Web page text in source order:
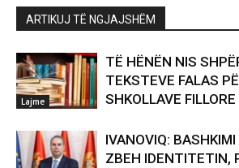
ARTIKUJ TË NGJAJSHËM
Lajme
TË HËNËN NIS
TEKSTEVE FALAS
SHKOLLAVE FILLORE
IVANOVIQ:
ZBEH IDENTITETIN,